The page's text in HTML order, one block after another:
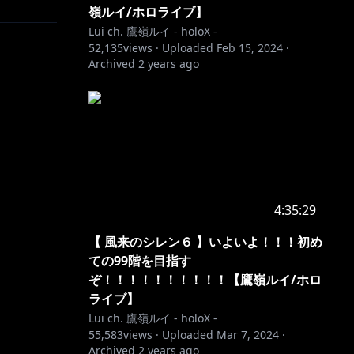
嶺ルイ/ホロライブ】
Lui ch. 鷹嶺ルイ - holoX -
52,135views · Uploaded Feb 15, 2024 ·
Archived 2 years ago
4:35:29
【 風来のシレン６ 】いよいよ！！！初め
ての99階を目指す
ぞ！！！！！！！！！！【鷹嶺ルイ/ホロ
ライブ】
Lui ch. 鷹嶺ルイ - holoX -
55,583views · Uploaded Mar 7, 2024 ·
Archived 2 years ago